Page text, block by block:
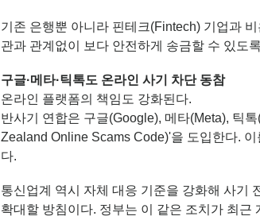
기존 은행뿐 아니라 핀테크(Fintech) 기업과
관과 관계없이 보다 안전하게 송금할 수 있도
구글·메타·틱톡도 온라인 사기 차단 동참
온라인 플랫폼의 책임도 강화된다.
반사기 연합은 구글(Google), 메타(Meta), 틱
Zealand Online Scams Code)'을 도입한다.
다.
통신업계 역시 자체 대응 기준을 강화해 사기
확대할 방침이다. 정부는 이 같은 조치가 최근